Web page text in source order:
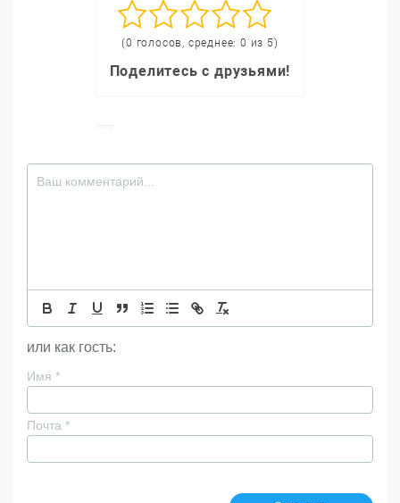
(0 голосов, среднее: 0 из 5)
Поделитесь с друзьями!
или как гость:
Имя *
Почта *